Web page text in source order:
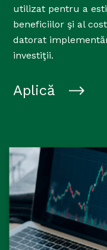
utilizat pentru a
beneficiilor şi al
datorat
investiţii.
Aplică